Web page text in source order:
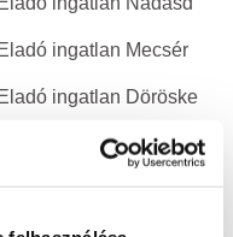
Eladó ingatlan Mecsér
Eladó ingatlan Döröske
Eladó ingatlan
Rábapordány